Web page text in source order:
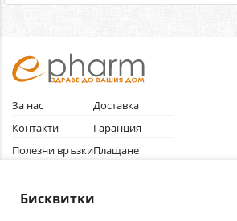
За нас
Контакти
Полезни връзки
Общи условия
Доставка
Гаранция
Плащане
Бисквитки